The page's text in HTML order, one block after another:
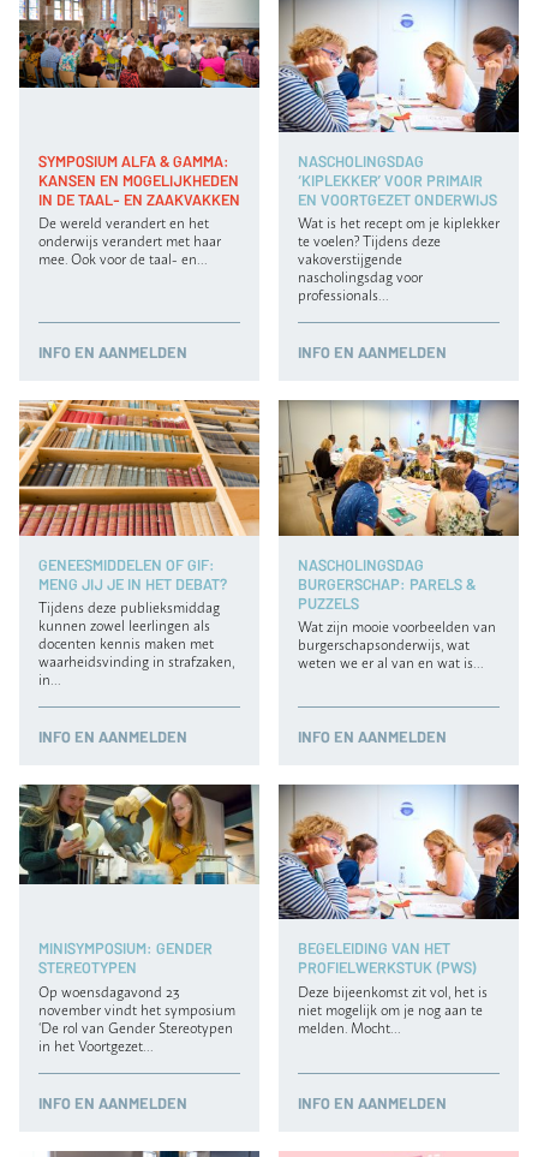
SYMPOSIUM ALFA & GAMMA:
KANSEN EN MOGELIJKHEDEN
IN DE TAAL- EN ZAAKVAKKEN
De wereld verandert en het
onderwijs verandert met haar
mee. Ook voor de taal- en…
INFO EN AANMELDEN
NASCHOLINGSDAG
‘KIPLEKKER’ VOOR PRIMAIR
EN VOORTGEZET ONDERWIJS
Wat is het recept om je kiplekker
te voelen? Tijdens deze
vakoverstijgende
nascholingsdag voor
professionals…
INFO EN AANMELDEN
GENEESMIDDELEN OF GIF:
MENG JIJ JE IN HET DEBAT?
Tijdens deze publieksmiddag
kunnen zowel leerlingen als
docenten kennis maken met
waarheidsvinding in strafzaken,
in…
INFO EN AANMELDEN
NASCHOLINGSDAG
BURGERSCHAP: PARELS &
PUZZELS
Wat zijn mooie voorbeelden van
burgerschapsonderwijs, wat
weten we er al van en wat is…
INFO EN AANMELDEN
MINISYMPOSIUM: GENDER
STEREOTYPEN
Op woensdagavond 23
november vindt het symposium
‘De rol van Gender Stereotypen
in het Voortgezet…
INFO EN AANMELDEN
BEGELEIDING VAN HET
PROFIELWERKSTUK (PWS)
Deze bijeenkomst zit vol, het is
niet mogelijk om je nog aan te
melden. Mocht…
INFO EN AANMELDEN